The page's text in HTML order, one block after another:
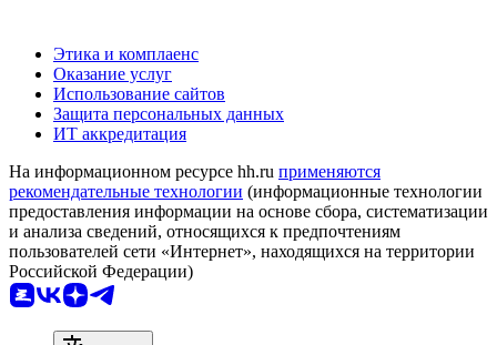
Этика и комплаенс
Оказание услуг
Использование сайтов
Защита персональных данных
ИТ аккредитация
На информационном ресурсе hh.ru применяются
рекомендательные технологии (информационные технологии
предоставления информации на основе сбора, систематизации
и анализа сведений, относящихся к предпочтениям
пользователей сети «Интернет», находящихся на территории
Российской Федерации)